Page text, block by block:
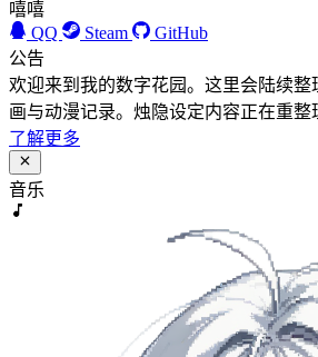
嘻嘻
QQ
Steam
GitHub
公告
欢迎来到我的数字花园。这里会陆续整
画与动漫记录。烛隐设定内容正在重整
了解更多
音乐